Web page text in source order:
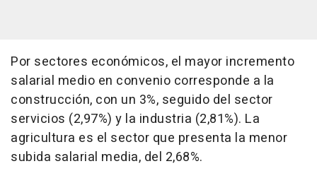
Por sectores económicos, el mayor incremento
salarial medio en convenio corresponde a la
construcción, con un 3%, seguido del sector
servicios (2,97%) y la industria (2,81%). La
agricultura es el sector que presenta la menor
subida salarial media, del 2,68%.